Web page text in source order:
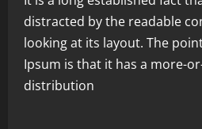
distracted by the readable
looking at its layout. The
Ipsum is that it has a more-
distribution